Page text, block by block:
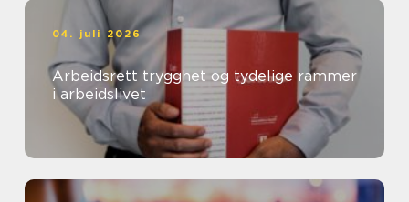
04. juli 2026
Arbeidsrett trygghet og tydelige rammer
i arbeidslivet